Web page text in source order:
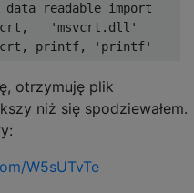
readable import
'msvcrt.dll'
otrzymuję plik
niż się spodziewałem.
W5sUTvTe